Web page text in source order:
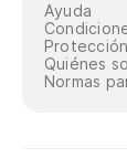
Ayuda
Quiénes
Normas